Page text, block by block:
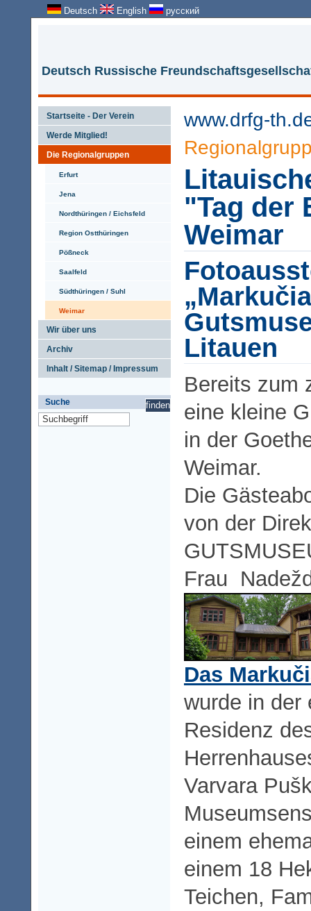
Deutsch English русский
Deutsch Russische
Startseite - Der Verein
Werde Mitglied!
Die Regionalgruppen
Erfurt
Jena
Nordthüringen / Eichsfeld
Region Ostthüringen
Pößneck
Saalfeld
Südthüringen / Suhl
Weimar
Wir über uns
Archiv
Inhalt / Sitemap / Impressum
Suche
www.drfg-
"Tag der
Weimar
Litauen
Bereits zum
eine kleine
in der
Weimar.
Die
von der
Frau
Das
wurde in der
Residenz
Varvara
einem
einem 18
Teichen,